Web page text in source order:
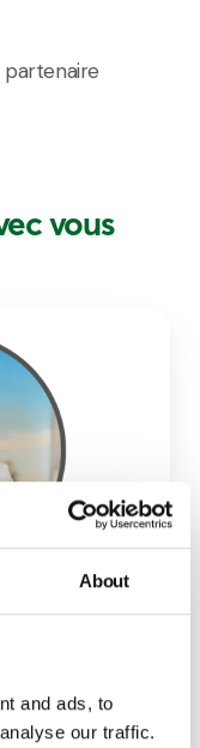
About
and ads, to
our traffic.
vous